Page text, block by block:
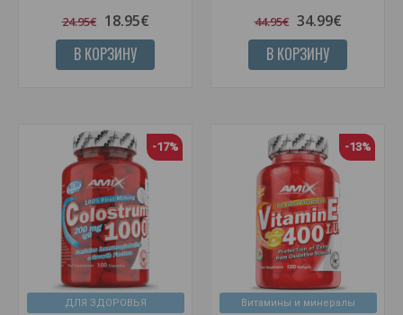
24.95€ 18.95€
В КОРЗИНУ
44.95€ 34.99€
В КОРЗИНУ
ДЛЯ ЗДОРОВЬЯ
-17%
Витамины и минералы
-13%